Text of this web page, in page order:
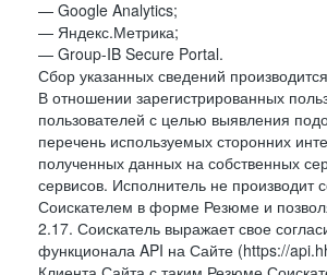
— Google Analytics;
— Яндекс.Метрика;
— Group-IB Secure Portal.
Сбор указанных сведений
В отношении зарегистрированных
пользователей с целью выявления
перечень используемых сторонних
полученных данных на собственных
сервисов. Исполнитель не
Соискателем в форме Резюме и
2.17. Соискатель выражает свое
функционала API на Сайте (https://